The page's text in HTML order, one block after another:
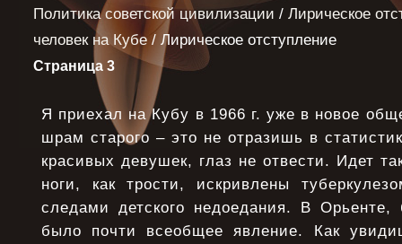
Политика советской цивилизации / Лирическое
человек на Кубе / Лирическое отступление
Страница 3
Я приехал на Кубу в 1966 г. уже в новое
шрам старого – это не отразишь в
красивых девушек, глаз не отвести. Идет
ноги, как трости, искривлены
следами детского недоедания. В Орьенте,
было почти всеобщее явление. Как